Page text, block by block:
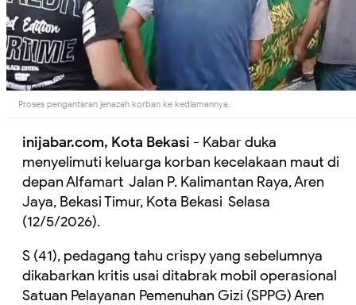
Proses pengantaran jenazah korban ke kediamannya.
inijabar.com, Kota Bekasi - Kabar duka
menyelimuti keluarga korban kecelakaan maut di
depan Alfamart Jalan P. Kalimantan Raya, Aren
Jaya, Bekasi Timur, Kota Bekasi Selasa
(12/5/2026).
S (41), pedagang tahu crispy yang sebelumnya
dikabarkan kritis usai ditabrak mobil operasional
Satuan Pelayanan Pemenuhan Gizi (SPPG) Aren